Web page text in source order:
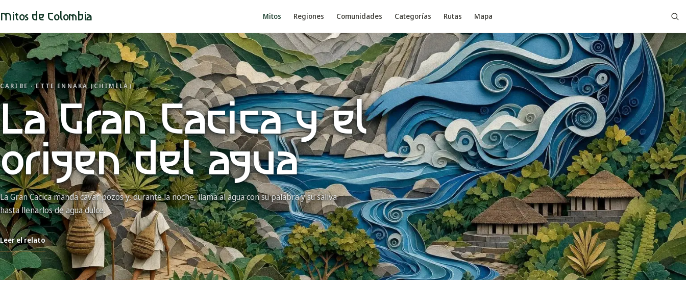
Mitos de Colombia Mitos Regiones Comunidades Categorías Rutas Mapa
CARIBE · ETTE ENNAKA (CHIMILA)
La Gran Cacica y el
origen del agua
La Gran Cacica manda cavar pozos y, durante la noche, llama al agua con su palabra y su saliva
hasta llenarlos de agua dulce.
Leer el relato